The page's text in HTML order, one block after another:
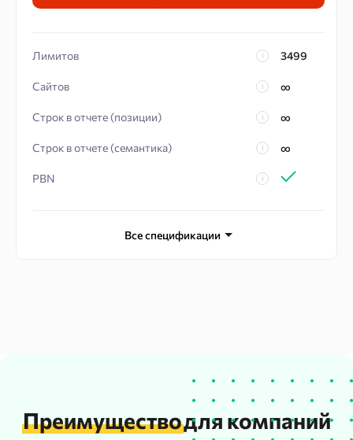
Лимитов 3499
Сайтов
Строк в отчете (позиции)
Строк в отчете (семантика)
PBN
Все спецификации
Преимуществодля компаний